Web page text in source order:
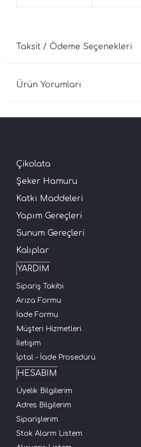
Taksit / Ödeme Seçenekleri
Ürün Yorumları
Çikolata
Şeker Hamuru
Katkı Maddeleri
Yapım Gereçleri
Sunum Gereçleri
Kalıplar
YARDIM
Sipariş Takibi
Arıza Formu
İade Formu
Müşteri Hizmetleri
İletişim
İptal - İade Prosedürü
HESABIM
Üyelik Bilgilerim
Adres Bilgilerim
Siparişlerim
Stok Alarm Listem